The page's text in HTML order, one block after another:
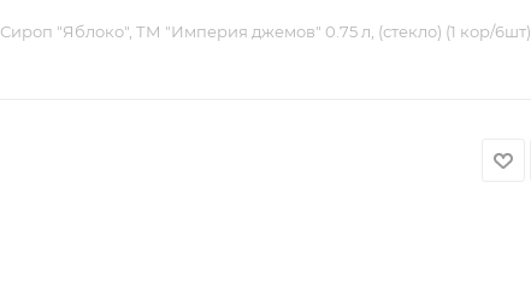
Сироп "Яблоко", ТМ "Империя джемов" 0.75 л, (стекло) (1 кор/6шт)